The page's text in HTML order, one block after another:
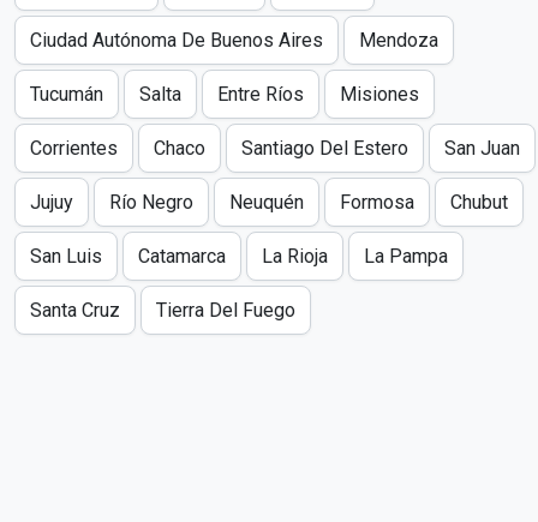
Ciudad Autónoma De Buenos Aires Mendoza
Tucumán Salta Entre Ríos Misiones
Corrientes Chaco Santiago Del Estero San Juan
Jujuy Río Negro Neuquén Formosa Chubut
San Luis Catamarca La Rioja La Pampa
Santa Cruz Tierra Del Fuego